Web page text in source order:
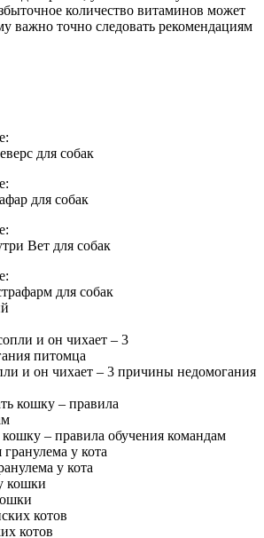
количество витаминов может
важно точно следовать рекомендациям
для собак
для собак
Вет для собак
для собак
и он чихает – 3 причины недомогания
кошку – правила обучения командам
у кота
котов